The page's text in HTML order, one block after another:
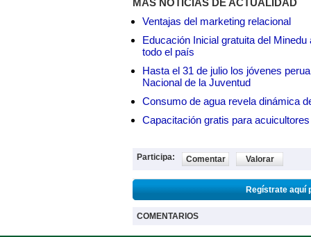
MÁS NOTICIAS DE ACTUALIDAD
Ventajas del marketing relacional
Educación Inicial gratuita del
todo el país
Hasta el 31 de julio los jóvenes
Nacional de la Juventud
Consumo de agua revela dinámica
Capacitación gratis para
Participa: Comentar Valorar
Regístrate aquí
COMENTARIOS